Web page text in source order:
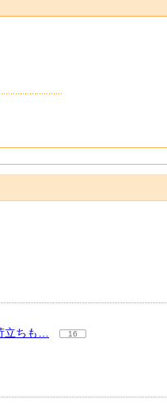
立ちも… 16